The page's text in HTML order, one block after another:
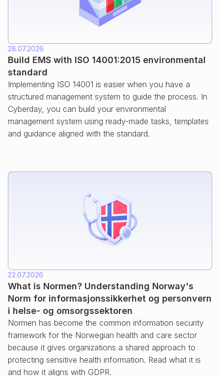
28.07.2026
Build EMS with ISO 14001:2015 environmental
standard
Implementing ISO 14001 is easier when you have a
structured management system to guide the process. In
Cyberday, you can build your environmental
management system using ready-made tasks, templates
and guidance aligned with the standard.
22.07.2026
What is Normen? Understanding Norway's
Norm for informasjonssikkerhet og personvern
i helse- og omsorgssektoren
Normen has become the common information security
framework for the Norwegian health and care sector
because it gives organizations a shared approach to
protecting sensitive health information. Read what it is
and how it aligns with GDPR.